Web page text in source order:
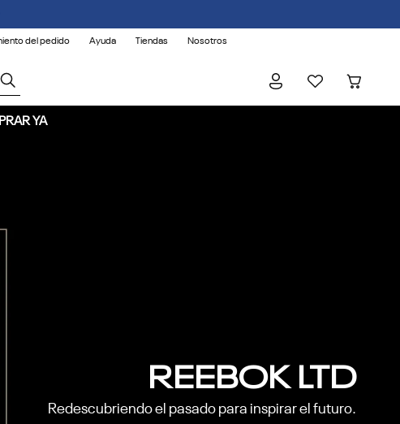
del pedido Ayuda Tiendas Nosotros
YA
REEBOK LTD
Redescubriendo el pasado para inspirar el futuro.